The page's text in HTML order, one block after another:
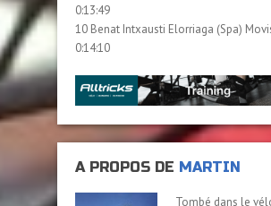
0:13:49
10 Benat Intxausti Elorriaga (Spa)
0:14:10
A PROPOS DE MARTIN
Tombé dans le